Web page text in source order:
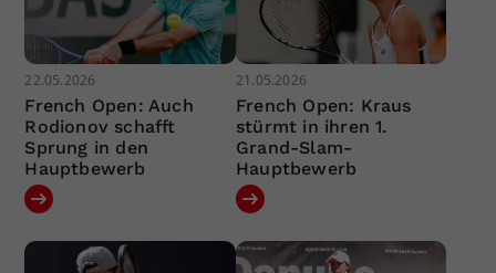
22.05.2026
French Open: Auch
Rodionov schafft
Sprung in den
Hauptbewerb
21.05.2026
French Open: Kraus
stürmt in ihren 1.
Grand-Slam-
Hauptbewerb